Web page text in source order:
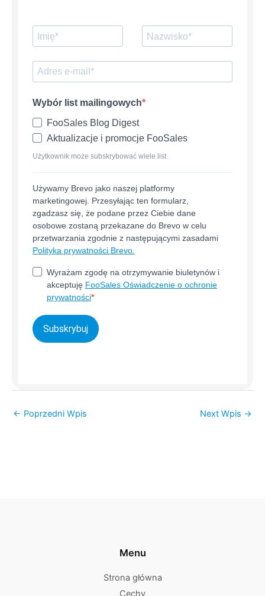
Wybór list mailingowych
FooSales Blog Digest
Aktualizacje i promocje FooSales
Użytkownik może subskrybować wiele list.
Używamy Brevo jako naszej platformy
marketingowej. Przesyłając ten formularz,
zgadzasz się, że podane przez Ciebie dane
osobowe zostaną przekazane do Brevo w celu
przetwarzania zgodnie z następującymi zasadami
Polityka prywatności Brevo.
Wyrażam zgodę na otrzymywanie biuletynów i
akceptuję FooSales Oświadczenie o ochronie
prywatności
Subskrybuj
← Poprzedni Wpis Next Wpis →
Menu
Strona główna
Cechy